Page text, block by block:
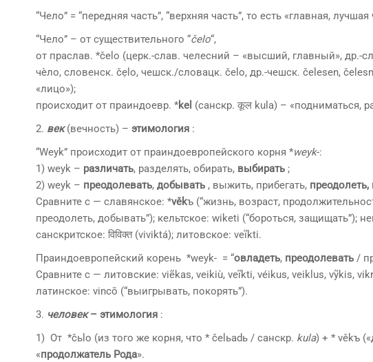
“Чело” = “передняя часть”, “верхняя часть”, то есть «главная, лучшая
“Чело” – от существительного “čelo“,
от праслав. *čelo (церк.-слав. челесний – «высший, главный», др.-
чѐло, словенск. čẹlo, чешск./словацк. čеlо, др.-чешск. čеlеsеn,
«лицо»);
происходит от праиндоевр. *kel (санскр. कूल kula) – «подниматься,
2. век (вечность) – этимология :
“Weyk” происходит от праиндоевропейского корня *weyk-:
1) weyk – различать, разделять, обирать, выбирать ;
2) weyk – преодолевать, добывать , выжить, прибегать,
Сравните с — славянское: *věkъ (“жизнь, возраст,
преодолеть, добывать”); кельтское: wiketi (“бороться, защищать”);
санскритское: विविक्त (viviktá); литовское: veĩkti.
Праиндоевропейский корень *weyk- = “овладеть, преодолевать /
Сравните с — литовские: viẽkas, veikiù, veĩkti, véikus, veiklus, vỹkis,
латинское: vincō (“выигрывать, покорять”).
3. человек– этимология :
1) От *čьlo (из того же корня, что * čelьadь / санскр. kula) + * věkъ
«продолжатель Рода».